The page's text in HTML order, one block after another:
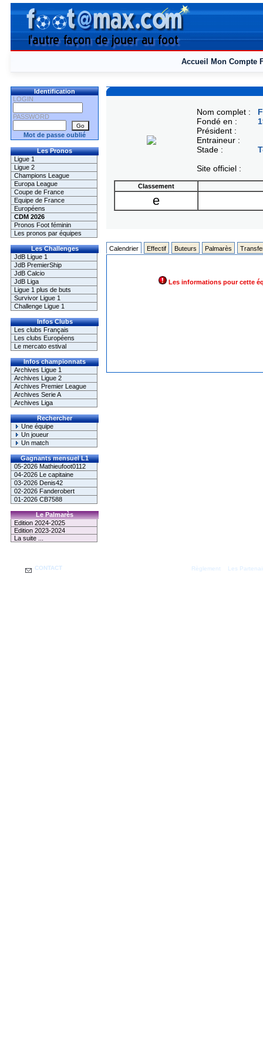
Accueil Mon Compte
Identification
LOGIN
PASSWORD
Mot de passe oublié
Les Pronos
Ligue 1
Ligue 2
Champions League
Europa League
Coupe de France
Equipe de France
Européens
CDM 2026
Pronos Foot féminin
Les pronos par équipes
Les Challenges
JdB Ligue 1
JdB PremierShip
JdB Calcio
JdB Liga
Ligue 1 plus de buts
Survivor Ligue 1
Challenge Ligue 1
Infos Clubs
Les clubs Français
Les clubs Européens
Le mercato estival
Infos championnats
Archives Ligue 1
Archives Ligue 2
Archives Premier League
Archives Serie A
Archives Liga
Rechercher
Une équipe
Un joueur
Un match
Gagnants mensuel L1
05-2026 Mathieufoot0112
04-2026 Le capitaine
03-2026 Denis42
02-2026 Fanderobert
01-2026 CB7588
Le Palmarès
Edition 2024-2025
Edition 2023-2024
La suite ...
Nom complet :
Fondé en :
Président :
Entraineur :
Stade :
Site officiel :
Classement
e
Calendrier Effectif Buteurs Palmarès
Les informations pour cette
CONTACT Règlement Les